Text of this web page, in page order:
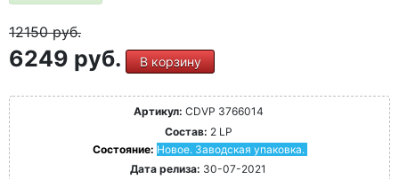
12150руб.
6249 руб. В корзину
Артикул: CDVP 3766014
Состав: 2 LP
Состояние: Новое. Заводская упаковка.
Дата релиза: 30-07-2021